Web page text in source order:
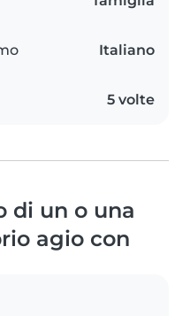
Italiano
5 volte
di un o una
agio con